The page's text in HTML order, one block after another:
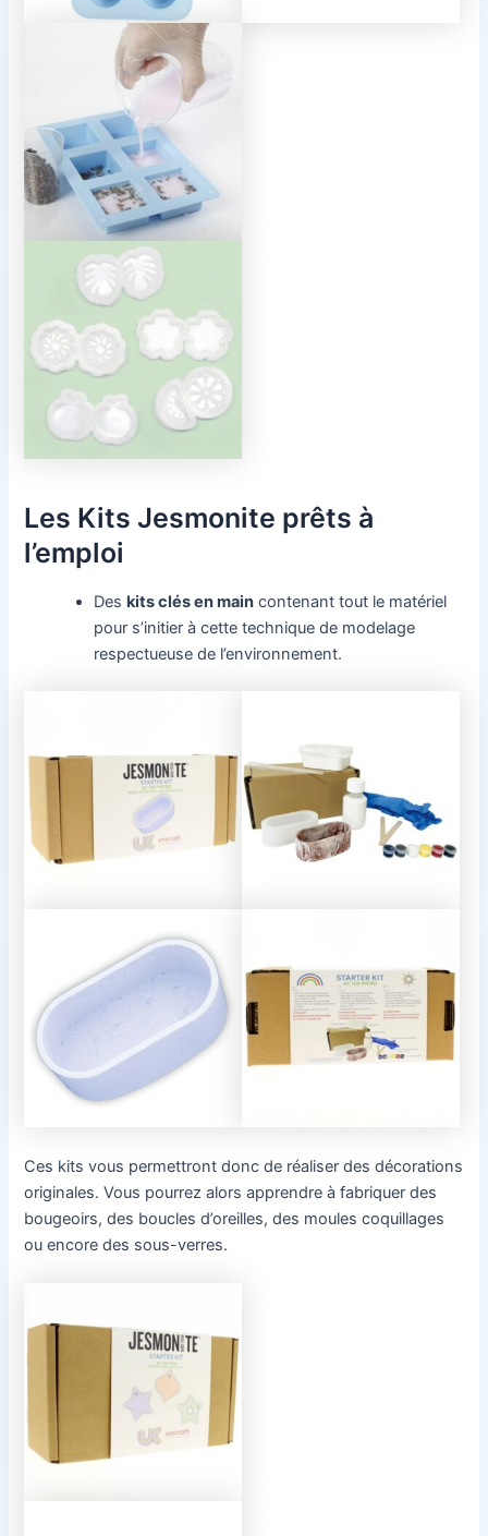
Les Kits Jesmonite prêts à
l’emploi
Des kits clés en main contenant tout le matériel
pour s’initier à cette technique de modelage
respectueuse de l’environnement.
Ces kits vous permettront donc de réaliser des décorations
originales. Vous pourrez alors apprendre à fabriquer des
bougeoirs, des boucles d’oreilles, des moules coquillages
ou encore des sous-verres.